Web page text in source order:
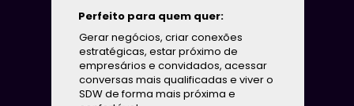
Perfeito para quem quer:
Gerar negócios, criar conexões
estratégicas, estar próximo de
empresários e convidados, acessar
conversas mais qualificadas e viver o
SDW de forma mais próxima e